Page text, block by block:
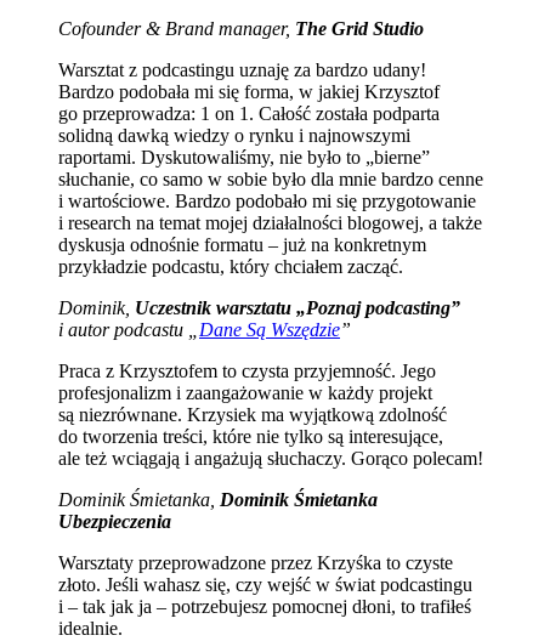
Cofounder & Brand manager, The Grid Studio
Warsztat z podcastingu uznaję za bardzo udany!
Bardzo podobała mi się forma, w jakiej Krzysztof
go przeprowadza: 1 on 1. Całość została podparta
solidną dawką wiedzy o rynku i najnowszymi
raportami. Dyskutowaliśmy, nie było to „bierne”
słuchanie, co samo w sobie było dla mnie bardzo cenne
i wartościowe. Bardzo podobało mi się przygotowanie
i research na temat mojej działalności blogowej, a także
dyskusja odnośnie formatu – już na konkretnym
przykładzie podcastu, który chciałem zacząć.
Dominik, Uczestnik warsztatu „Poznaj podcasting”
i autor podcastu „ Dane Są Wszędzie”
Praca z Krzysztofem to czysta przyjemność. Jego
profesjonalizm i zaangażowanie w każdy projekt
są niezrównane. Krzysiek ma wyjątkową zdolność
do tworzenia treści, które nie tylko są interesujące,
ale też wciągają i angażują słuchaczy. Gorąco polecam!
Dominik Śmietanka, Dominik Śmietanka
Ubezpieczenia
Warsztaty przeprowadzone przez Krzyśka to czyste
złoto. Jeśli wahasz się, czy wejść w świat podcastingu
i – tak jak ja – potrzebujesz pomocnej dłoni, to trafiłeś
idealnie.